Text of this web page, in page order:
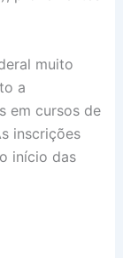
muito
a
em cursos de
inscrições
início das